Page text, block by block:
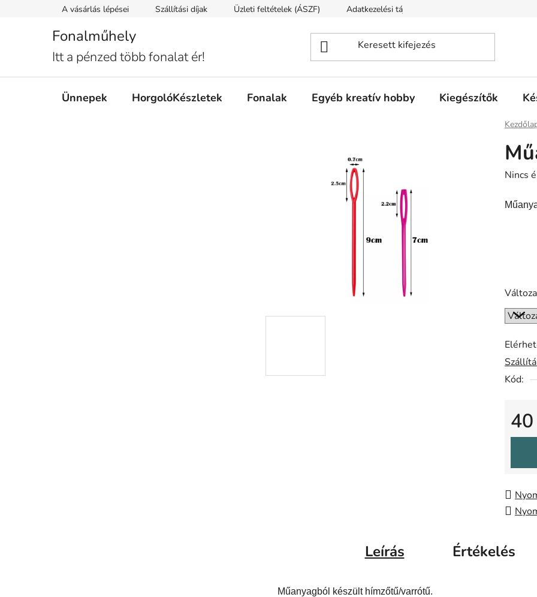
A vásárlás lépései Szállítási díjak Üzleti feltételek (ÁSZF) Adatkezelési tájékoztató
Fonalműhely
Itt a pénzed több fonalat ér!
Ünnepek HorgolóKészletek Fonalak Egyéb kreatív hobby Kiegészítők
A
átlagos
csillag.
Nincs
Kód:
Leírás Értékelés
Műanyagból készült hímzőtű/varrótű.